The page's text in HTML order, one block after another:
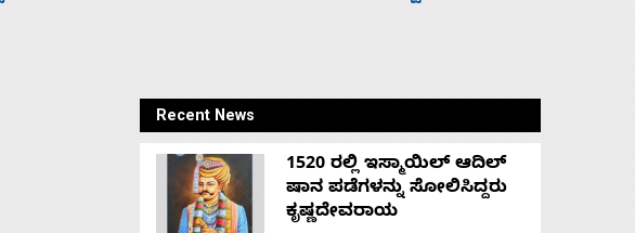
Recent News
1520 ರಲ್ಲಿ ಇಸ್ಮಾಯಿಲ್ ಆದಿಲ್
ಷಾನ ಪಡೆಗಳನ್ನು ಸೋಲಿಸಿದ್ದರು
ಕೃಷ್ಣದೇವರಾಯ